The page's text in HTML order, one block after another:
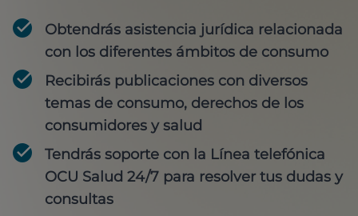
Obtendrás asistencia jurídica relacionada
con los diferentes ámbitos de consumo
Recibirás publicaciones con diversos
temas de consumo, derechos de los
consumidores y salud
Tendrás soporte con la Línea telefónica
OCU Salud 24/7 para resolver tus dudas y
consultas